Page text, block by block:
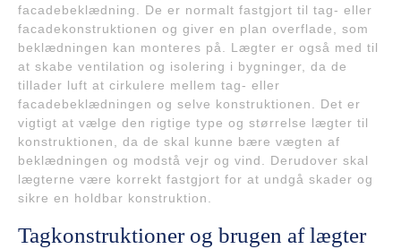
facadebeklædning. De er normalt fastgjort til tag- eller
facadekonstruktionen og giver en plan overflade, som
beklædningen kan monteres på. Lægter er også med til
at skabe ventilation og isolering i bygninger, da de
tillader luft at cirkulere mellem tag- eller
facadebeklædningen og selve konstruktionen. Det er
vigtigt at vælge den rigtige type og størrelse lægter til
konstruktionen, da de skal kunne bære vægten af
beklædningen og modstå vejr og vind. Derudover skal
lægterne være korrekt fastgjort for at undgå skader og
sikre en holdbar konstruktion.
Tagkonstruktioner og brugen af lægter